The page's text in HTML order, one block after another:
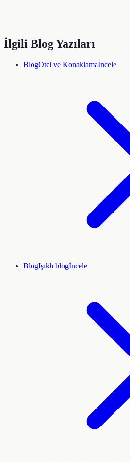
İlgili Blog Yazıları
BlogOtel ve Konaklamaİncele
BlogIşıklı blogİncele